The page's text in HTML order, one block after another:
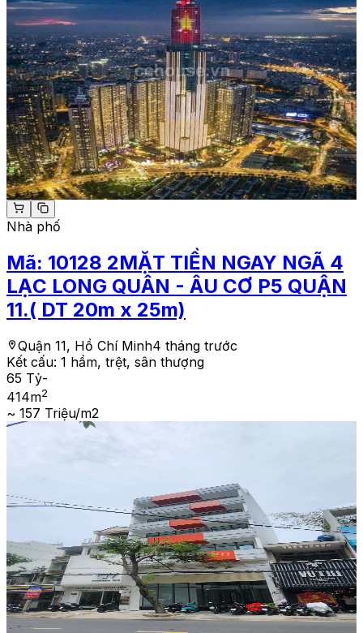
Nhà phố
Mã: 10128 2MẶT TIỀN NGAY NGÃ 4
LẠC LONG QUÂN - ÂU CƠ P5 QUẬN
11.( DT 20m x 25m)
Quận 11, Hồ Chí Minh4 tháng trước
Kết cấu: 1 hầm, trệt, sân thượng
65 Tỷ-
414m2
~ 157 Triệu/m2